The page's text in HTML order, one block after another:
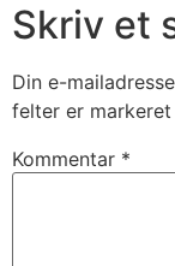
Skriv et
Din e-
felter er markeret
Kommentar *